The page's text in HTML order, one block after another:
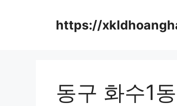
https://
동구 화수1